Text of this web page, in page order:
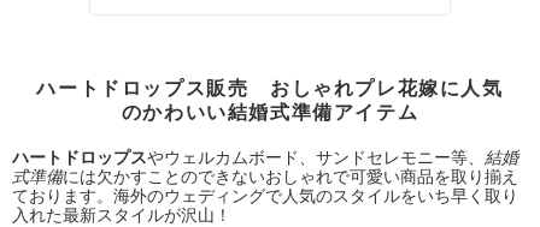
ハートドロップス販売 おしゃれプレ花嫁に人気
のかわいい結婚式準備アイテム
ハートドロップスやウェルカムボード、サンドセレモニー等、 結婚
式準備には欠かすことのできないおしゃれで可愛い商品を取り揃え
ております。海外のウェディングで人気のスタイルをいち早く取り
入れた最新スタイルが沢山！